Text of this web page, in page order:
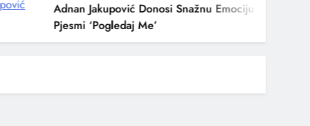
Adnan Jakupović Donosi Snažnu Emociju U Novoj
Pjesmi ‘Pogledaj Me’